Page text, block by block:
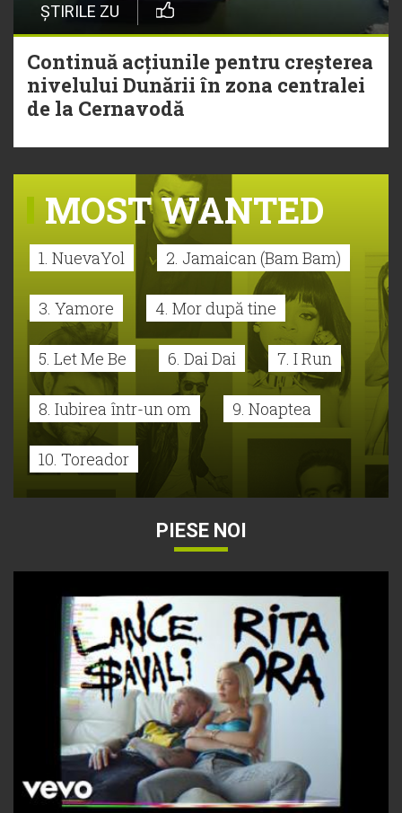
ȘTIRILE ZU
Continuă acțiunile pentru creșterea
nivelului Dunării în zona centralei
de la Cernavodă
MOST WANTED
1. NuevaYol 2. Jamaican (Bam Bam)
3. Yamore 4. Mor după tine
5. Let Me Be 6. Dai Dai 7. I Run
8. Iubirea într-un om 9. Noaptea
10. Toreador
PIESE NOI